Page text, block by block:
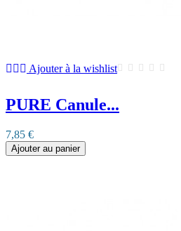
Ajouter à la wishlist
PURE Canule...
7,85 €
Ajouter au panier